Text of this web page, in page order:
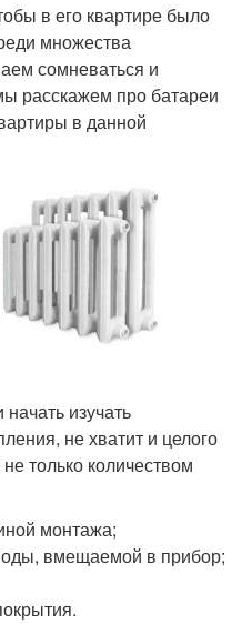
в его квартире было
множества
сомневаться и
расскажем про батареи
в данной
изучать
не хватит и целого
только количеством
монтажа;
вмещаемой в прибор;